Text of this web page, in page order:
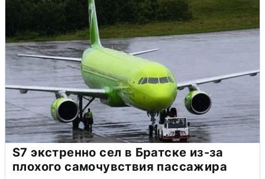
S7 экстренно сел в Братске из-за
плохого самочувствия пассажира